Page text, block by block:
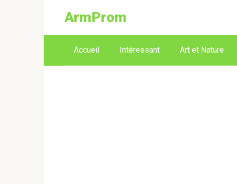
ArmProm
Accueil Intéressant Art et Nature